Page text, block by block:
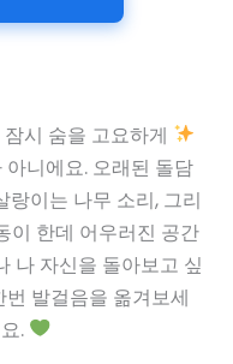
시 숨을 고요하게
니에요. 오래된 돌담
랑이는 나무 소리, 그리
이 한데 어우러진 공간
나 자신을 돌아보고 싶
발걸음을 옮겨보세
.